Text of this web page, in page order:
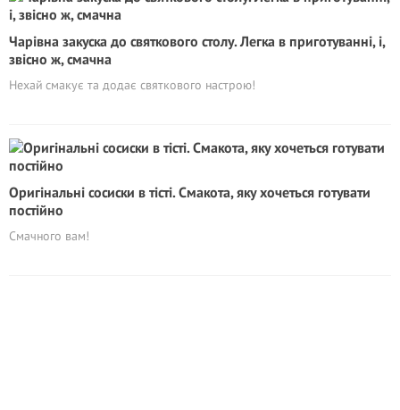
Чарівна закуска до святкового столу. Легка в приготуванні, і,
звісно ж, смачна
Нехай смакує та додає святкового настрою!
Оригінальні сосиски в тісті. Смакота, яку хочеться готувати
постійно
Смачного вам!